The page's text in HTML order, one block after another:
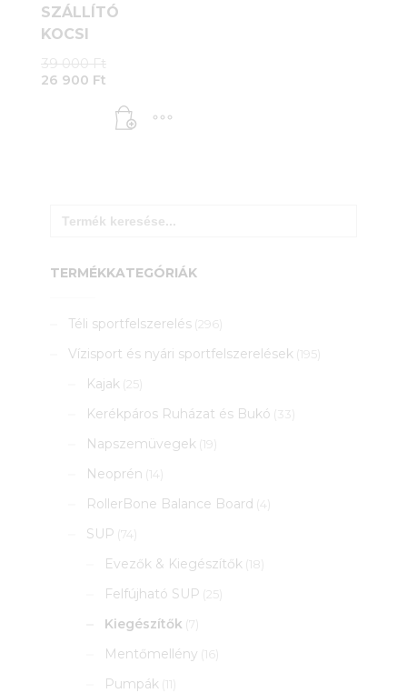
SZÁLLÍTÓ
KOCSI
39 000Ft
39
000 Ft.
26 900 Ft
is:
26
for:
TERMÉKKATEGÓRIÁK
Téli sportfelszerelés (296)
Vízisport és nyári sportfelszerelések (195)
Kajak (25)
Kerékpáros Ruházat és Bukó (33)
Napszemüvegek (19)
Neoprén (14)
RollerBone Balance Board (4)
SUP (74)
Evezők & Kiegészítők (18)
Felfújható SUP (25)
Kiegészítők (7)
Mentőmellény (16)
Pumpák (11)